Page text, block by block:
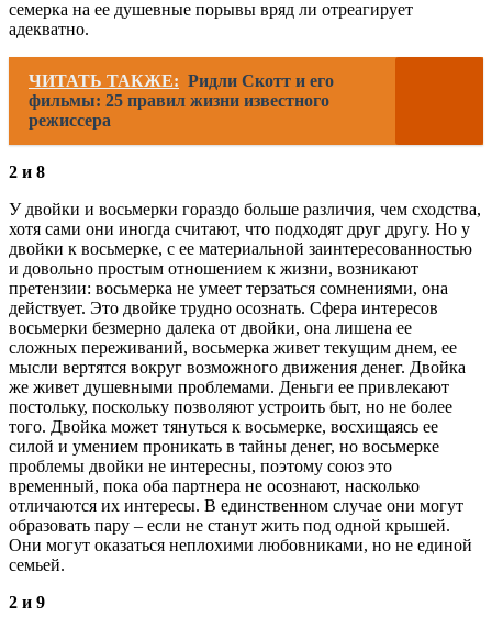
семерка на ее душевные порывы вряд ли отреагирует
адекватно.
ЧИТАТЬ ТАКЖЕ: Ридли Скотт и его
фильмы: 25 правил жизни известного
режиссера
2 и 8
У двойки и восьмерки гораздо больше различия, чем сходства,
хотя сами они иногда считают, что подходят друг другу. Но у
двойки к восьмерке, с ее материальной заинтересованностью
и довольно простым отношением к жизни, возникают
претензии: восьмерка не умеет терзаться сомнениями, она
действует. Это двойке трудно осознать. Сфера интересов
восьмерки безмерно далека от двойки, она лишена ее
сложных переживаний, восьмерка живет текущим днем, ее
мысли вертятся вокруг возможного движения денег. Двойка
же живет душевными проблемами. Деньги ее привлекают
постольку, поскольку позволяют устроить быт, но не более
того. Двойка может тянуться к восьмерке, восхищаясь ее
силой и умением проникать в тайны денег, но восьмерке
проблемы двойки не интересны, поэтому союз это
временный, пока оба партнера не осознают, насколько
отличаются их интересы. В единственном случае они могут
образовать пару – если не станут жить под одной крышей.
Они могут оказаться неплохими любовниками, но не единой
семьей.
2 и 9